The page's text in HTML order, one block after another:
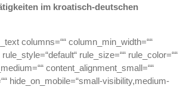
im kroatisch-deutschen
columns=““ column_min_width=““
rule_size=““ rule_color=““
content_alignment_small=““
hide_on_mobile=“small-visibility,medium-